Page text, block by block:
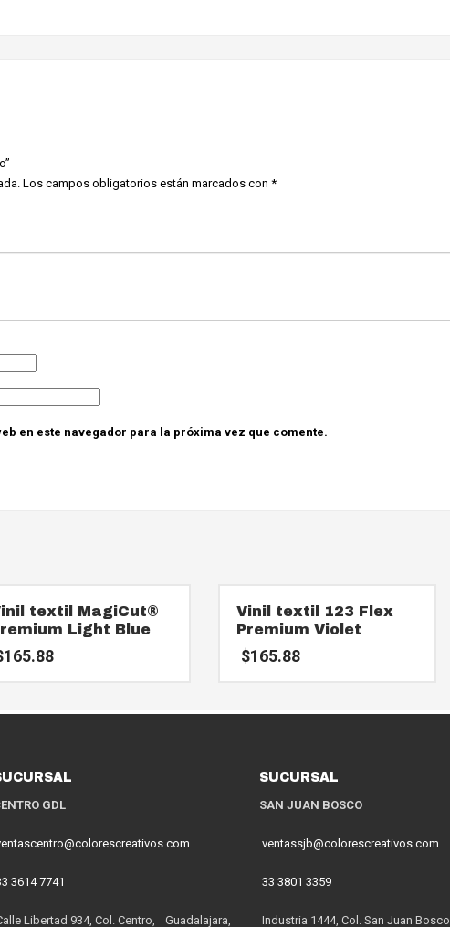
Los campos obligatorios están marcados con *
en este navegador para la próxima vez que comente.
textil MagiCut®
Light Blue
165.88
Vinil textil 123 Flex
Premium Violet
$165.88
GDL
3614 7741
Libertad 934, Col. Centro, Guadalajara,
SUCURSAL
SAN JUAN BOSCO
ventassjb@colorescreativos.com
33 3801 3359
Industria 1444, Col. San Juan Bosco,